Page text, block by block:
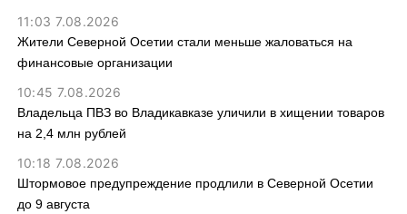
11:03 7.08.2026
Жители Северной Осетии стали меньше жаловаться на
финансовые организации
10:45 7.08.2026
Владельца ПВЗ во Владикавказе уличили в хищении товаров
на 2,4 млн рублей
10:18 7.08.2026
Штормовое предупреждение продлили в Северной Осетии
до 9 августа